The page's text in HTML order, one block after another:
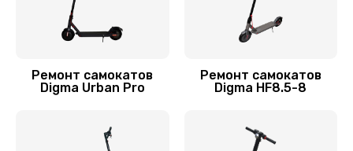
Устранение люфта
Ремонт самокатов
Digma Urban Pro
Ремонт самокатов
Digma HF8.5-8